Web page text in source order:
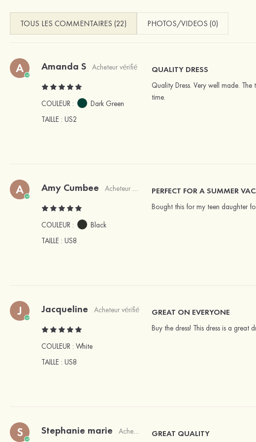
TOUS LES COMMENTAIRES (22) PHOTOS/VIDEOS (0)
A Amanda S Acheteur vérifié
COULEUR :
Dark Green
TAILLE : US2
QUALITY DRESS
Quality Dress. Very well made.
time.
A Amy Cumbee Acheteur vérifié
COULEUR :
Black
TAILLE : US8
PERFECT FOR A SUMMER
Bought this for my teen daughter
J Jacqueline Acheteur vérifié
COULEUR : White
TAILLE : US8
GREAT ON EVERYONE
Buy the dress! This dress is a
S Stephanie marie Acheteur vérifié GREAT QUALITY